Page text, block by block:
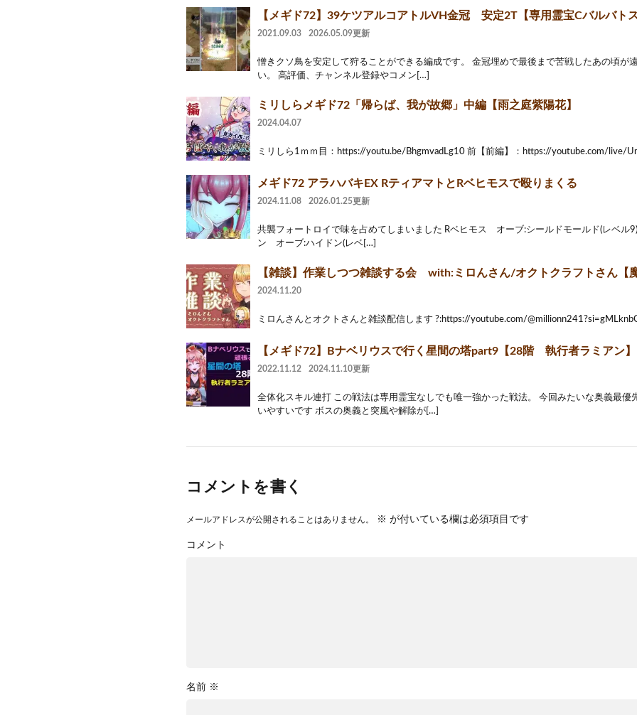
【メギド72】39ケツアルコアトルVH金冠 安定2T【専用霊宝Cバルバトス
2021.09.03 2026.05.09更新
憎きクソ鳥を安定して狩ることができる編成です。 金冠埋めで最後まで苦戦したあの頃が
い。 高評価、チャンネル登録やコメン[…]
ミリしらメギド72「帰らば、我が故郷」中編【雨之庭紫陽花】
2024.04.07
ミリしら1ｍｍ目：https://youtu.be/BhgmvadLg10 前【前編】：https://youtube.com/live/
メギド72 アラハバキEX RティアマトとRベヒモスで殴りまくる
2024.11.08 2026.01.25更新
共襲フォートロイで味を占めてしまいました Rベヒモス オーブ:シールドモールド(レベル
ン オーブ:ハイドン(レベ[…]
【雑談】作業しつつ雑談する会 with:ミロんさん/オクトクラフトさん【
2024.11.20
ミロんさんとオクトさんと雑談配信します ?:https://youtube.com/
【メギド72】Bナベリウスで行く星間の塔part9【28階 執行者ラミアン】
2022.11.12 2024.11.10更新
全体化スキル連打 この戦法は専用霊宝なしでも唯一強かった戦法。 今回みたいな奥義最優
いやすいです ボスの奥義と突風や解除が[…]
コメントを書く
メールアドレスが公開されることはありません。 ※ が付いている欄は必須項目です
コメント
名前 ※